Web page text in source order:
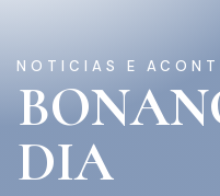
NOTICIAS E
DIA